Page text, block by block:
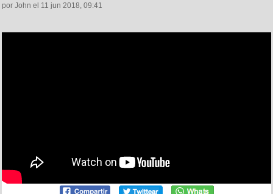
por John el 11 jun 2018, 09:41